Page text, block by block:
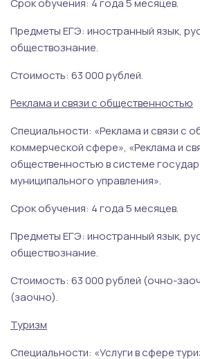
Срок обучения: 4 года 5 месяцев.
Предметы ЕГЭ: иностранный язык,
обществознание.
Стоимость: 63 000 рублей.
Реклама и связи с общественностью
Специальности: «Реклама и связи с
коммерческой сфере», «Реклама и
общественностью в системе
муниципального управления».
Срок обучения: 4 года 5 месяцев.
Предметы ЕГЭ: иностранный язык,
обществознание.
Стоимость: 63 000 рублей (очно-
(заочно).
Туризм
Специальности: «Услуги в сфере